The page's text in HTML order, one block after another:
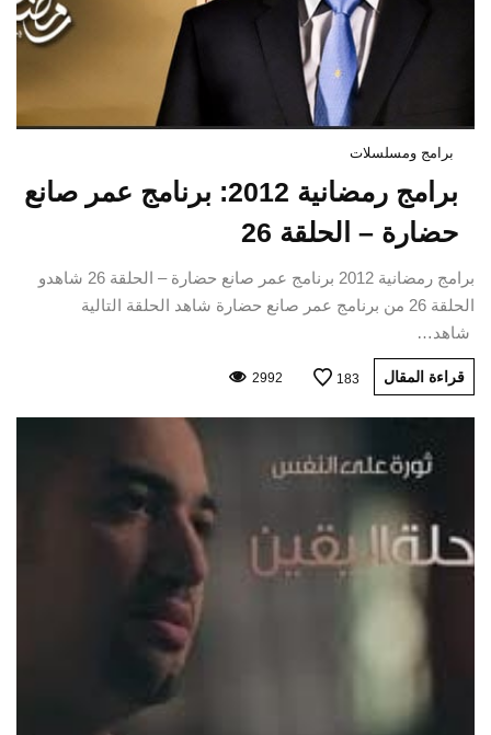
برامج ومسلسلات
برامج رمضانية 2012: برنامج عمر صانع
حضارة – الحلقة 26
برامج رمضانية 2012 برنامج عمر صانع حضارة – الحلقة 26 شاهدو
الحلقة 26 من برنامج عمر صانع حضارة شاهد الحلقة التالية
شاهد…
قراءة المقال 183
2992